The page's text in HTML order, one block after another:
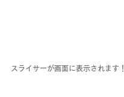
スライサーが画面に表示されます！